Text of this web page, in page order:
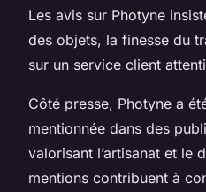
Les avis sur Photyne
des objets, la finesse du
sur un service client
Côté presse, Photyne a
mentionnée dans des
valorisant l’artisanat et le
mentions contribuent à